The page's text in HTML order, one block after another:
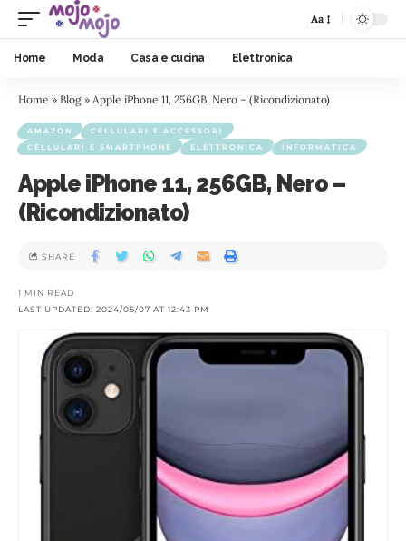
Aa
Home Moda Casa e cucina Elettronica
Home » Blog » Apple iPhone 11, 256GB, Nero – (Ricondizionato)
AMAZON
CELLULARI E ACCESSORI
CELLULARI E SMARTPHONE
ELETTRONICA INFORMATICA
Apple iPhone 11, 256GB, Nero –
(Ricondizionato)
LAST UPDATED: 2024/05/07 AT 12:43 PM
1 MIN READ
SHARE